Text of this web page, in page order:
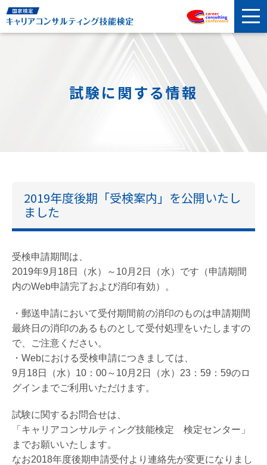
試験に関する情報
2019年度後期「受検案内」を公開いたし
ました
受検申請期間は、
2019年9月18日（水）～10月2日（水）です（申請期間
内のWeb申請完了および消印有効）。
・郵送申請において受付期間前の消印のものは申請期間
最終日の消印のあるものとして受付処理をいたしますの
で、ご注意ください。
・Webにおける受検申請につきましては、
9月18日（水）10：00～10月2日（水）23：59：59のロ
グインまでご利用いただけます。
試験に関するお問合せは、
「キャリアコンサルティング技能検定 検定センター」
までお願いいたします。
なお2018年度後期申請受付より連絡先が変更になりまし